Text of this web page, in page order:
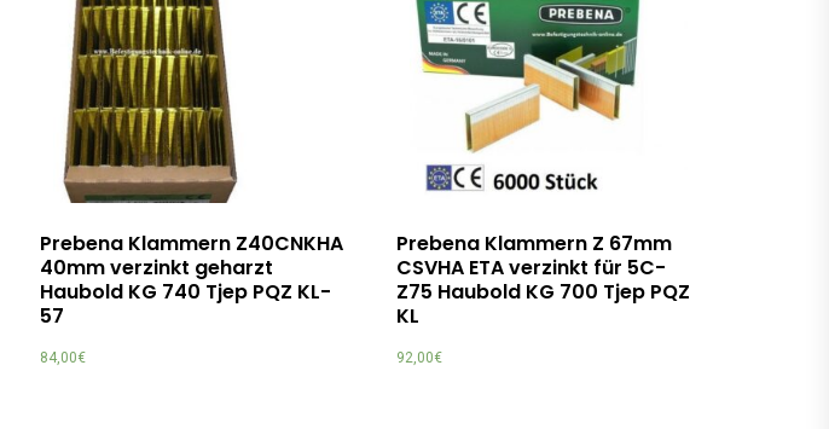
Prebena Klammern Z40CNKHA
40mm verzinkt geharzt
Haubold KG 740 Tjep PQZ KL-
57
84,00€
Prebena Klammern Z 67mm
CSVHA ETA verzinkt für 5C-
Z75 Haubold KG 700 Tjep PQZ
KL
92,00€